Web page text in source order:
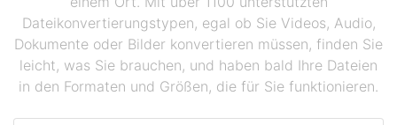
Dateikonvertierungstypen, egal ob Sie Videos, Audio,
Dokumente oder Bilder konvertieren müssen, finden Sie
leicht, was Sie brauchen, und haben bald Ihre Dateien
in den Formaten und Größen, die für Sie funktionieren.